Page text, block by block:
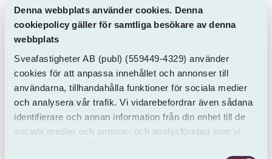
Denna webbplats använder cookies. Denna
cookiepolicy gäller för samtliga besökare av denna
webbplats
Sveafastigheter AB (publ) (559449-4329) använder
cookies för att anpassa innehållet och annonser till
användarna, tillhandahålla funktioner för sociala medier
och analysera vår trafik. Vi vidarebefordrar även sådana
identifierare och annan information från din enhet till de
sociala medier och annons- och analysföretag som vi
och är utformad för att skapa en privat
trädgårdskänsla mitt i staden. I fastigheten
finns tillgång till cyckelpool och garageplats
finns att hyra separat. I samband med inflytt
erbjuds ett SL-kort per hushåll i 3 månader. Är
du intresserad, skicka ett mejl och anmäl ditt
intresse efter kontraktsskrivning.
Tack vare individuell mätning och debitering av